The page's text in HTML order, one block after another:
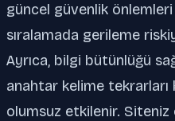
güncel güvenlik önlemleri
sıralamada gerileme
Ayrıca, bilgi bütünlüğü
anahtar kelime tekrarları
olumsuz etkilenir. Siteniz